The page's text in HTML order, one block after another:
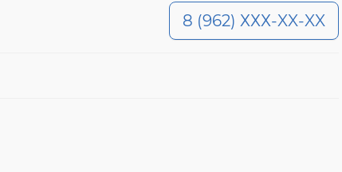
8 (962) ХХХ-XX-XX